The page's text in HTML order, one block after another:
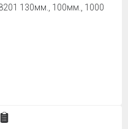
130мм., 100мм., 1000